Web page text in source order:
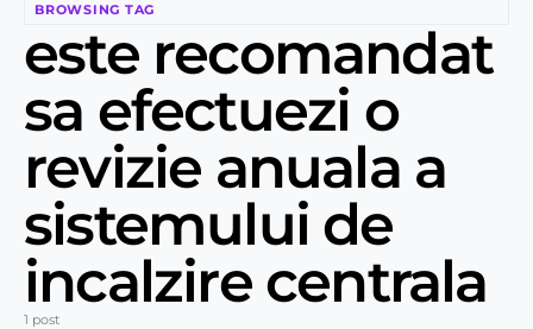
BROWSING TAG
este recomandat
sa efectuezi o
revizie anuala a
sistemului de
incalzire centrala
1 post